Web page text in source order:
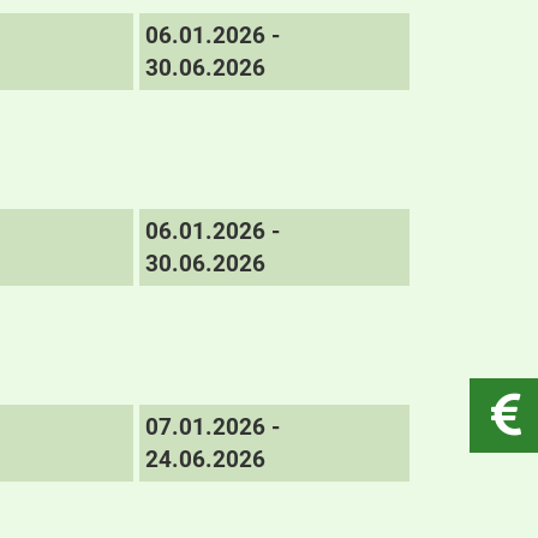
06.01.2026 -
30.06.2026
06.01.2026 -
30.06.2026
07.01.2026 -
24.06.2026